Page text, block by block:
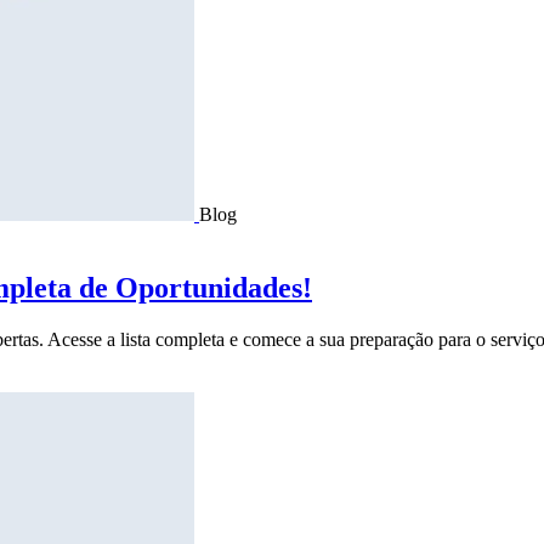
Blog
de Oportunidades!
Acesse a lista completa e comece a sua preparação para o